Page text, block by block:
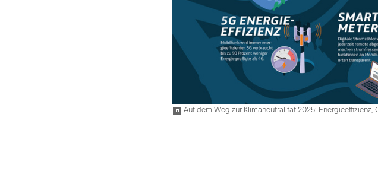
Auf dem Weg zur Klimaneutralität 2025: Energieeffizienz,